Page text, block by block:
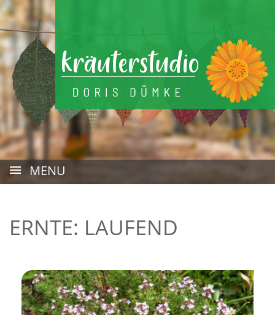
Skip
to
content
MENU
ERNTE: LAUFEND